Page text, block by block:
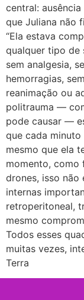
central:
que Juliana não
“Ela estava
qualquer tipo de
sem analgesia,
hemorragias,
reanimação ou
politrauma —
pode causar —
que cada minuto
mesmo que ela
momento,
drones, isso não
internas
retroperitoneal,
mesmo
Todos esses
muitas vezes,
Terra